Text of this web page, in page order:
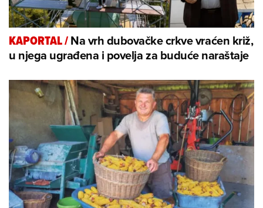
KAPORTAL/Na vrh dubovačke crkve vraćen križ,
u njega ugrađena i povelja za buduće naraštaje